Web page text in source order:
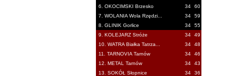
6. OKOCIMSKI Brzesko
34
60
7. WOLANIA Wola Rzędzi...
34
59
8. GLINIK Gorlice
34
55
9. KOLEJARZ Stróże
34
49
10. WATRA Białka Tatrza...
34
48
11. TARNOVIA Tarnów
34
46
12. METAL Tarnów
34
43
13. SOKÓŁ Słopnice
34
36